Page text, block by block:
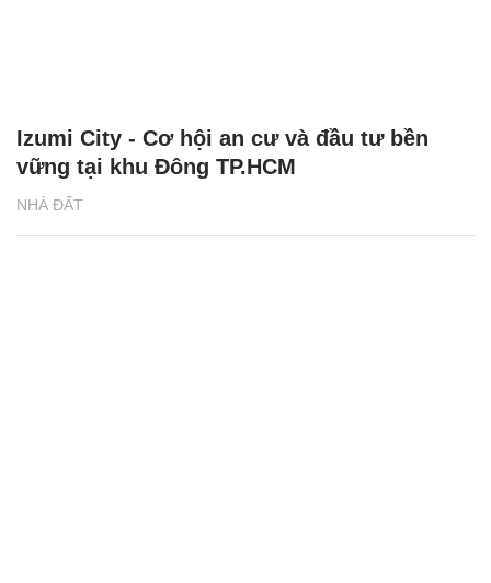
NHÀ ĐẤT
Izumi City - Cơ hội an cư và đầu tư bền
vững tại khu Đông TP.HCM